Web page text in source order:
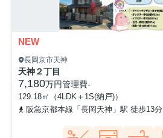
NEW
長岡京市天神
天神２丁目
7,180万円管理費-
129.18㎡（4LDK＋1S(納戸)）
阪急京都本線「長岡天神」駅 徒歩13分